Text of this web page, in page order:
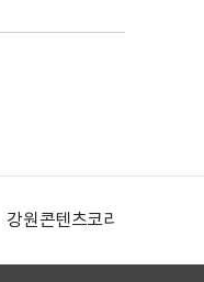
강원콘텐츠코리아랩